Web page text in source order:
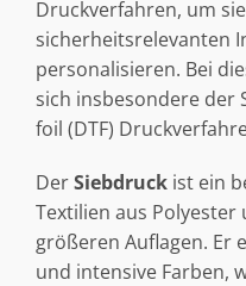
Druckverfahren, um
sicherheitsrelevanten
personalisieren. Bei
sich insbesondere der
foil (DTF)
DerSiebdruck ist ein
Textilien aus
größeren Auflagen. Er
und intensive Farben,